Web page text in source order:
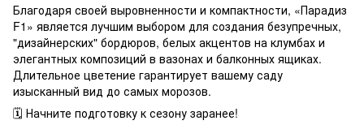
Благодаря своей выровненности и компактности, «Парадиз
F1» является лучшим выбором для создания безупречных,
"дизайнерских" бордюров, белых акцентов на клумбах и
элегантных композиций в вазонах и балконных ящиках.
Длительное цветение гарантирует вашему саду
изысканный вид до самых морозов.
🗓️ Начните подготовку к сезону заранее!